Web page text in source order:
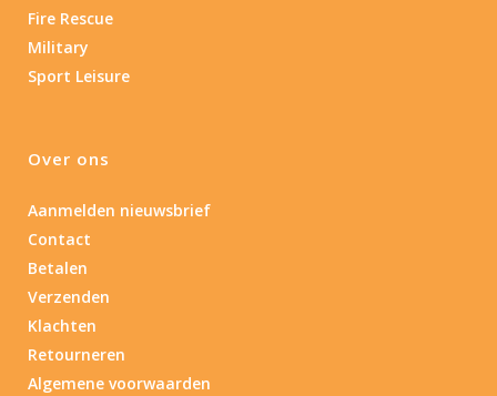
Fire Rescue
Military
Sport Leisure
Over ons
Aanmelden nieuwsbrief
Contact
Betalen
Verzenden
Klachten
Retourneren
Algemene voorwaarden